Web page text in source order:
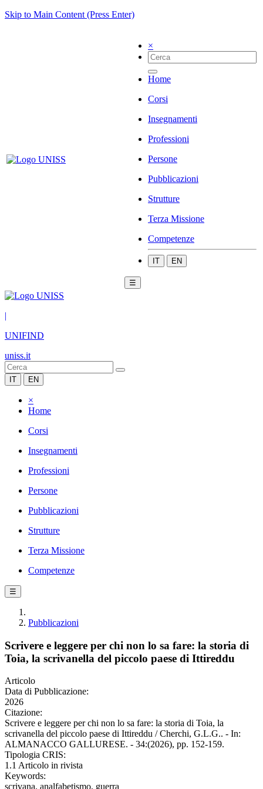
Skip to Main Content (Press Enter)
×
Home
Corsi
Insegnamenti
Professioni
Persone
Pubblicazioni
Strutture
Terza Missione
Competenze
IT EN
☰
|
UNIFIND
uniss.it
IT EN
×
Home
Corsi
Insegnamenti
Professioni
Persone
Pubblicazioni
Strutture
Terza Missione
Competenze
☰
Pubblicazioni
Scrivere e leggere per chi non lo sa fare: la storia di
Toia, la scrivanella del piccolo paese di Ittireddu
Articolo
Data di Pubblicazione:
2026
Citazione:
Scrivere e leggere per chi non lo sa fare: la storia di Toia, la
scrivanella del piccolo paese di Ittireddu / Cherchi, G.L.G.. - In:
ALMANACCO GALLURESE. - 34:(2026), pp. 152-159.
Tipologia CRIS:
1.1 Articolo in rivista
Keywords:
scrivana, analfabetismo, guerra